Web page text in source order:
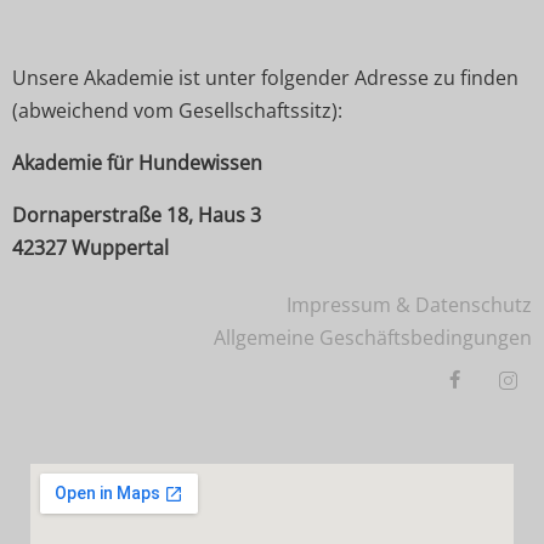
Unsere Akademie ist unter folgender Adresse zu finden
(abweichend vom Gesellschaftssitz):
Akademie für Hundewissen
Dornaperstraße 18, Haus 3
42327 Wuppertal
Impressum & Datenschutz
Allgemeine Geschäftsbedingungen